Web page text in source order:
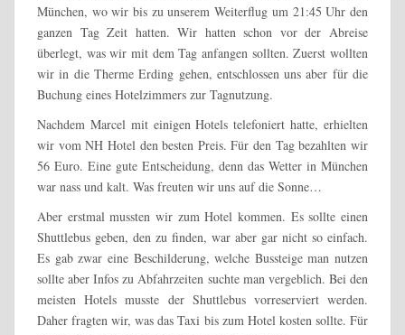
München, wo wir bis zu unserem Weiterflug um 21:45 Uhr den
ganzen Tag Zeit hatten. Wir hatten schon vor der Abreise
überlegt, was wir mit dem Tag anfangen sollten. Zuerst wollten
wir in die Therme Erding gehen, entschlossen uns aber für die
Buchung eines Hotelzimmers zur Tagnutzung.
Nachdem Marcel mit einigen Hotels telefoniert hatte, erhielten
wir vom NH Hotel den besten Preis. Für den Tag bezahlten wir
56 Euro. Eine gute Entscheidung, denn das Wetter in München
war nass und kalt. Was freuten wir uns auf die Sonne…
Aber erstmal mussten wir zum Hotel kommen. Es sollte einen
Shuttlebus geben, den zu finden, war aber gar nicht so einfach.
Es gab zwar eine Beschilderung, welche Bussteige man nutzen
sollte aber Infos zu Abfahrzeiten suchte man vergeblich. Bei den
meisten Hotels musste der Shuttlebus vorreserviert werden.
Daher fragten wir, was das Taxi bis zum Hotel kosten sollte. Für